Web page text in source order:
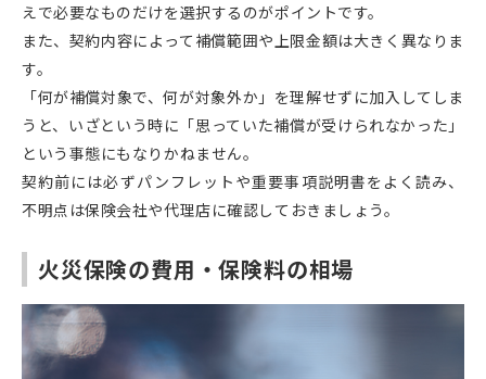
えで必要なものだけを選択するのがポイントです。
また、契約内容によって補償範囲や上限金額は大きく異なりま
す。
「何が補償対象で、何が対象外か」を理解せずに加入してしま
うと、いざという時に「思っていた補償が受けられなかった」
という事態にもなりかねません。
契約前には必ずパンフレットや重要事項説明書をよく読み、
不明点は保険会社や代理店に確認しておきましょう。
火災保険の費用・保険料の相場